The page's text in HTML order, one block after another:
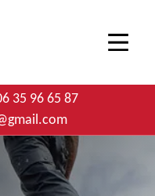
35 96 65 87